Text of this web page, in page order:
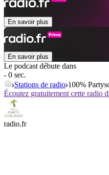
En savoir plus
En savoir plus
Le podcast débute dans
- 0 sec.
Stations de radio 100%
Écoutez gratuitement cette radio
radio.fr